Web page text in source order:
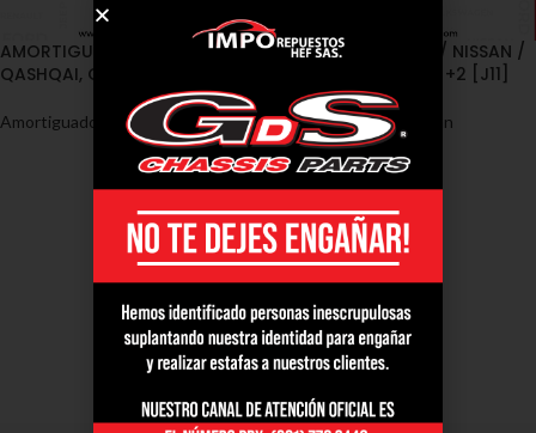
AMORTIGUADORES / NISSAN /
QASHQAI, QASHQAI +2 [J11]
Amortiguadores Nissan
AMORTIGUADORES / NISSAN /
QASHQAI, QASHQAI +2 [J11]
Amortiguadores Nissan